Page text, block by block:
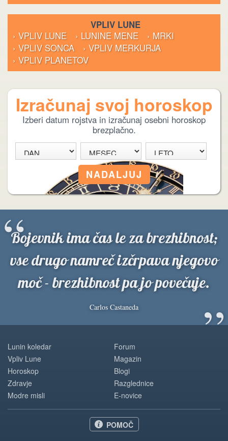
VPLIV LUNE
› VPLIV LUNE
› LUNINE MENE
› MRKI
› VPLIV SONCA
› VPLIV MERKURJA
› VPLIV PLANETOV
Izračunaj svoj horoskop
Izberi datum rojstva in izračunaj osebni horoskop
brezplačno.
Bojevnik ima čas le za brezhibnost;
vse drugo namreč izčrpava njegovo
moč - brezhibnost pa jo povečuje.
Carlos Castaneda ”
“
Lunin koledar
Vpliv Lune
Horoskop
Zdravje
Modre misli
Forum
Magazin
Blogi
Razglednice
E-novice
POMOČ